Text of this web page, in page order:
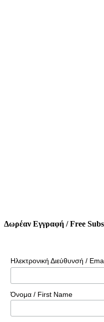
Δωρέαν Εγγραφή / Free
Ηλεκτρονική Διεύθυνσή /
Όνομα / First Name